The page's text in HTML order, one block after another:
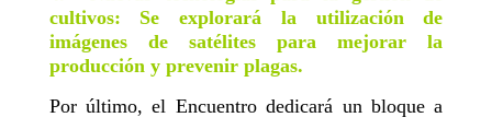
cultivos: Se explorará la utilización de
imágenes de satélites para mejorar la
producción y prevenir plagas.
Por último, el Encuentro dedicará un bloque a